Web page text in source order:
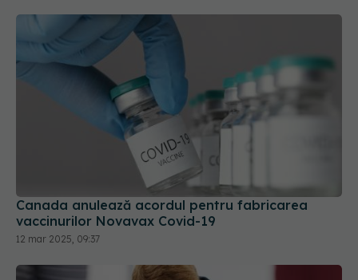
Canada anulează acordul pentru fabricarea
vaccinurilor Novavax Covid-19
12 mar 2025, 09:37